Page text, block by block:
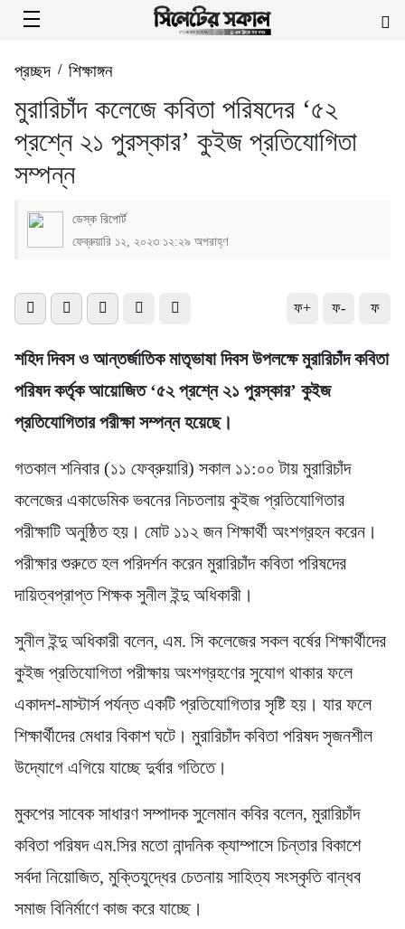
প্রচ্ছদ/ শিক্ষাঙ্গন
মুরারিচাঁদ কলেজে কবিতা পরিষদের ‘৫২
প্রশ্নে ২১ পুরস্কার’ কুইজ প্রতিযোগিতা
সম্পন্ন
ডেস্ক রিপোর্ট
ফেব্রুয়ারি ১২, ২০২৩ ১২:২৯ অপরাহ্ণ
ফ+ ফ- ফ
শহিদ দিবস ও আন্তর্জাতিক মাতৃভাষা দিবস উপলক্ষে মুরারিচাঁদ কবিতা
পরিষদ কর্তৃক আয়োজিত ‘৫২ প্রশ্নে ২১ পুরস্কার’ কুইজ
প্রতিযোগিতার পরীক্ষা সম্পন্ন হয়েছে।
গতকাল শনিবার (১১ ফেব্রুয়ারি) সকাল ১১:০০ টায় মুরারিচাঁদ
কলেজের একাডেমিক ভবনের নিচতলায় কুইজ প্রতিযোগিতার
পরীক্ষাটি অনুষ্ঠিত হয়। মোট ১১২ জন শিক্ষার্থী অংশগ্রহন করেন।
পরীক্ষার শুরুতে হল পরিদর্শন করেন মুরারিচাঁদ কবিতা পরিষদের
দায়িত্বপ্রাপ্ত শিক্ষক সুনীল ইন্দু অধিকারী।
সুনীল ইন্দু অধিকারী বলেন, এম. সি কলেজের সকল বর্ষের শিক্ষার্থীদের
কুইজ প্রতিযোগিতা পরীক্ষায় অংশগ্রহণের সুযোগ থাকার ফলে
একাদশ-মাস্টার্স পর্যন্ত একটি প্রতিযোগিতার সৃষ্টি হয়। যার ফলে
শিক্ষার্থীদের মেধার বিকাশ ঘটে। মুরারিচাঁদ কবিতা পরিষদ সৃজনশীল
উদ্যোগে এগিয়ে যাচ্ছে দুর্বার গতিতে।
মুকপের সাবেক সাধারণ সম্পাদক সুলেমান কবির বলেন, মুরারিচাঁদ
কবিতা পরিষদ এম.সির মতো নান্দনিক ক্যাম্পাসে চিন্তার বিকাশে
সর্বদা নিয়োজিত, মুক্তিযুদ্ধের চেতনায় সাহিত্য সংস্কৃতি বান্ধব
সমাজ বিনির্মাণে কাজ করে যাচ্ছে।